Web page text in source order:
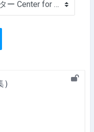
cursos